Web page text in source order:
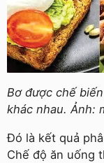
Bơ được chế
khác nhau. Ảnh:
Đó là kết quả
Chế độ ăn uống